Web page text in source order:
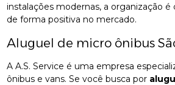
instalações modernas, a organização é
de forma positiva no mercado.
Aluguel de micro ônibus
A A.S. Service é uma empresa
ônibus e vans. Se você busca por